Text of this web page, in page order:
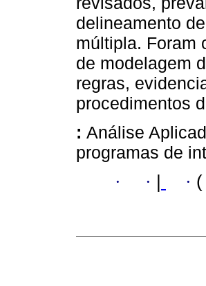
delineamento
múltipla. Foram
de modelagem
regras,
procedimentos
: Análise
programas de
· · · (